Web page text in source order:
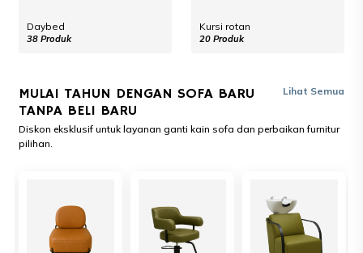
Daybed
38 Produk
Kursi rotan
20 Produk
MULAI TAHUN DENGAN SOFA BARU
TANPA BELI BARU
Lihat Semua
Diskon eksklusif untuk layanan ganti kain sofa dan perbaikan furnitur
pilihan.